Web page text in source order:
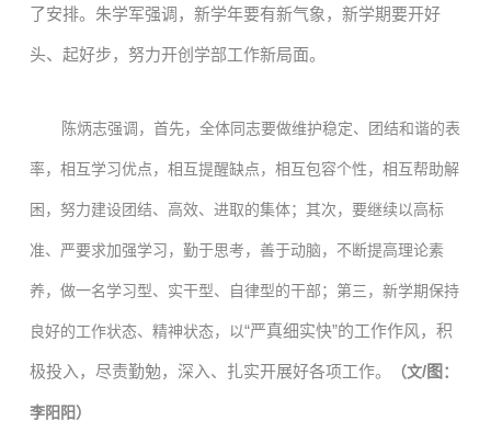
了安排。朱学军强调，新学年要有新气象，新学期要开好
头、起好步，努力开创学部工作新局面。
陈炳志强调，首先，全体同志要做维护稳定、团结和谐的表
率，相互学习优点，相互提醒缺点，相互包容个性，相互帮助解
困，努力建设团结、高效、进取的集体；其次，要继续以高标
准、严要求加强学习，勤于思考，善于动脑，不断提高理论素
养，做一名学习型、实干型、自律型的干部；第三，新学期保持
良好的工作状态、精神状态，以“严真细实快”的工作作风，积
极投入，尽责勤勉，深入、扎实开展好各项工作。 （文/图 ：
李阳阳）